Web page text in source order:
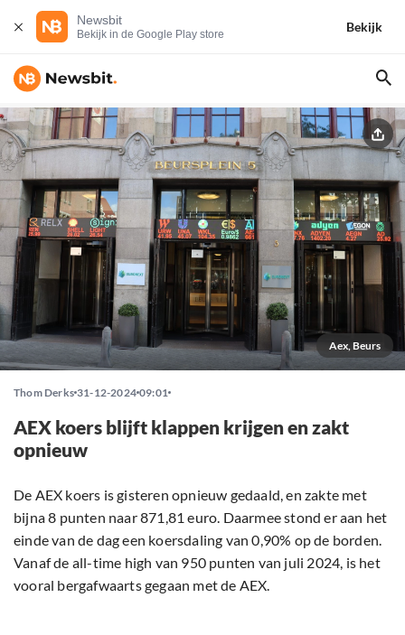
Newsbit
Bekijk in de Google Play store
Bekijk
Aex, Beurs
Thom Derks 31-12-2024 09:01
AEX koers blijft klappen krijgen en zakt
opnieuw
De AEX koers is gisteren opnieuw gedaald, en zakte met
bijna 8 punten naar 871,81 euro. Daarmee stond er aan het
einde van de dag een koersdaling van 0,90% op de borden.
Vanaf de all-time high van 950 punten van juli 2024, is het
vooral bergafwaarts gegaan met de AEX.